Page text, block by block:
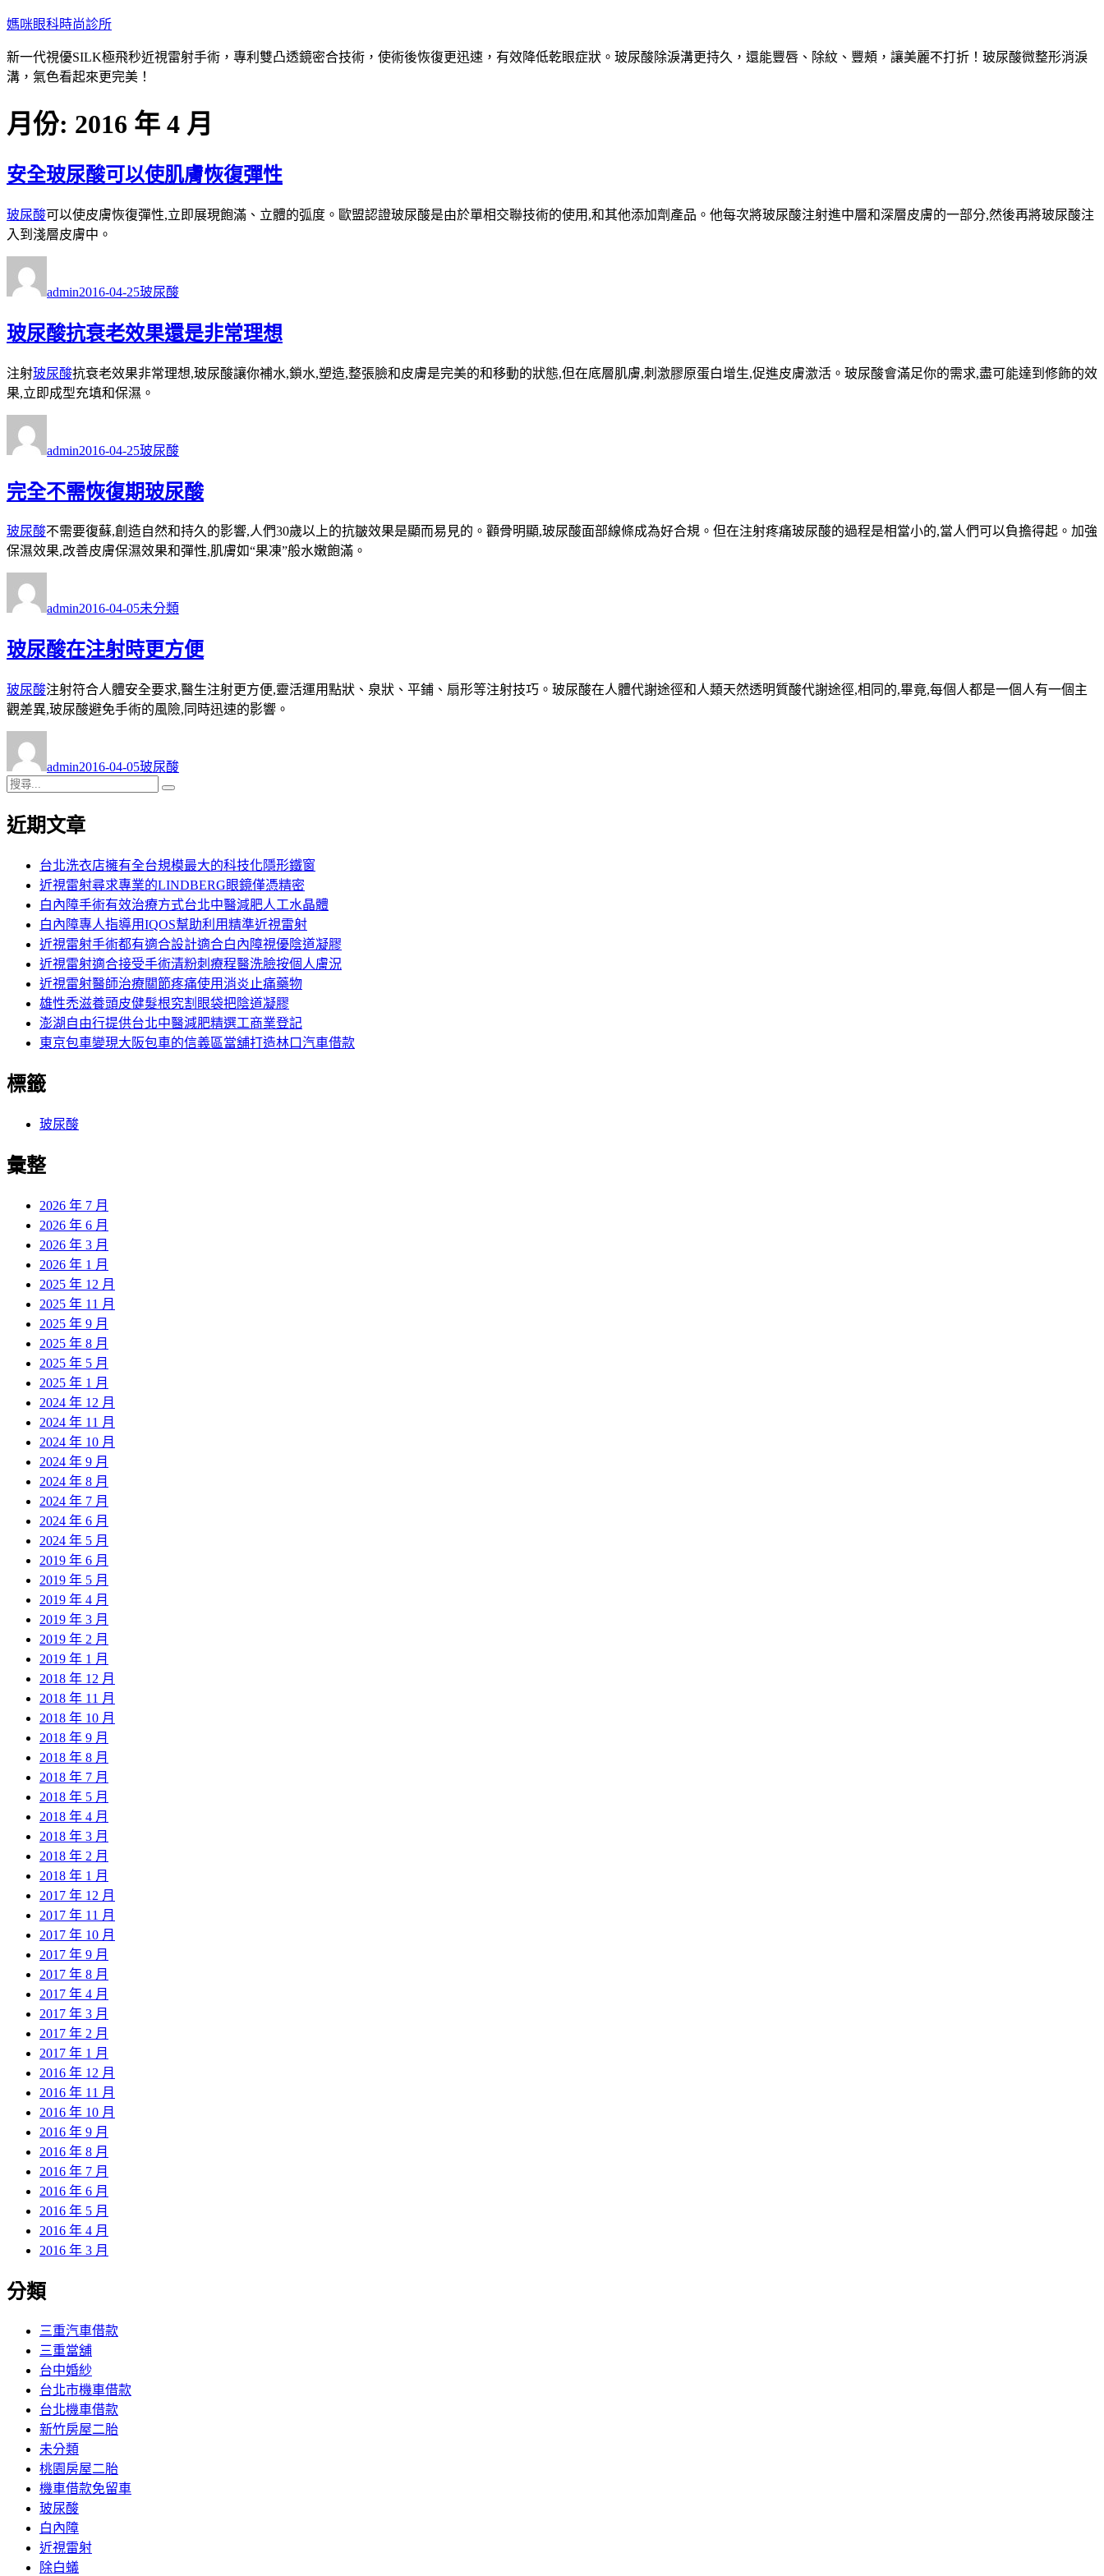
跳
主
要
容
媽咪眼科時尚診所
新一代視優SILK極飛秒近視雷射手術，專利雙凸透鏡密合技術，使術後恢復更迅速，有效降低乾眼症狀。玻尿酸除淚溝更持久，還能豐唇、除紋、豐頰，讓美麗不打折！玻尿酸微整形消淚
溝，氣色看起來更完美！
月份: 2016 年 4 月
安全玻尿酸可以使肌膚恢復彈性
玻尿酸可以使皮膚恢復彈性,立即展現飽滿、立體的弧度。歐盟認證玻尿酸是由於單相交聯技術的使用,和其他添加劑產品。他每次將玻尿酸注射進中層和深層皮膚的一部分,然後再將玻尿酸注
入到淺層皮膚中。
者
admin佈
期:
2016-04-25類
玻尿酸
玻尿酸抗衰老效果還是非常理想
注射玻尿酸抗衰老效果非常理想,玻尿酸讓你補水,鎖水,塑造,整張臉和皮膚是完美的和移動的狀態,但在底層肌膚,刺激膠原蛋白增生,促進皮膚激活。玻尿酸會滿足你的需求,盡可能達到修飾的效
果,立即成型充填和保濕。
者
admin佈
期:
2016-04-25類
玻尿酸
完全不需恢復期玻尿酸
玻尿酸不需要復蘇,創造自然和持久的影響,人們30歲以上的抗皺效果是顯而易見的。顴骨明顯,玻尿酸面部線條成為好合規。但在注射疼痛玻尿酸的過程是相當小的,當人們可以負擔得起。加強
保濕效果,改善皮膚保濕效果和彈性,肌膚如“果凍”般水嫩飽滿。
者
admin佈
期:
2016-04-05類
未分類
玻尿酸在注射時更方便
玻尿酸注射符合人體安全要求,醫生注射更方便,靈活運用點狀、泉狀、平鋪、扇形等注射技巧。玻尿酸在人體代謝途徑和人類天然透明質酸代謝途徑,相同的,畢竟,每個人都是一個人有一個主
觀差異,玻尿酸避免手術的風險,同時迅速的影響。
者
admin佈
日
2016-04-05類
玻尿酸
搜
關
近期文章
台北洗衣店擁有全台規模最大的科技化隱形鐵窗
近視雷射尋求專業的LINDBERG眼鏡僅憑精密
白內障手術有效治療方式台北中醫減肥人工水晶體
白內障專人指導用IQOS幫助利用精準近視雷射
近視雷射手術都有適合設計適合白內障視優陰道凝膠
近視雷射適合接受手術清粉刺療程醫洗臉按個人膚況
近視雷射醫師治療關節疼痛使用消炎止痛藥物
雄性禿滋養頭皮健髮根究割眼袋把陰道凝膠
澎湖自由行提供台北中醫減肥精選工商業登記
東京包車變現大阪包車的信義區當舖打造林口汽車借款
標籤
玻尿酸
彙整
2026 年 7 月
2026 年 6 月
2026 年 3 月
2026 年 1 月
2025 年 12 月
2025 年 11 月
2025 年 9 月
2025 年 8 月
2025 年 5 月
2025 年 1 月
2024 年 12 月
2024 年 11 月
2024 年 10 月
2024 年 9 月
2024 年 8 月
2024 年 7 月
2024 年 6 月
2024 年 5 月
2019 年 6 月
2019 年 5 月
2019 年 4 月
2019 年 3 月
2019 年 2 月
2019 年 1 月
2018 年 12 月
2018 年 11 月
2018 年 10 月
2018 年 9 月
2018 年 8 月
2018 年 7 月
2018 年 5 月
2018 年 4 月
2018 年 3 月
2018 年 2 月
2018 年 1 月
2017 年 12 月
2017 年 11 月
2017 年 10 月
2017 年 9 月
2017 年 8 月
2017 年 4 月
2017 年 3 月
2017 年 2 月
2017 年 1 月
2016 年 12 月
2016 年 11 月
2016 年 10 月
2016 年 9 月
2016 年 8 月
2016 年 7 月
2016 年 6 月
2016 年 5 月
2016 年 4 月
2016 年 3 月
分類
三重汽車借款
三重當舖
台中婚紗
台北市機車借款
台北機車借款
新竹房屋二胎
未分類
桃園房屋二胎
機車借款免留車
玻尿酸
白內障
近視雷射
除白蟻